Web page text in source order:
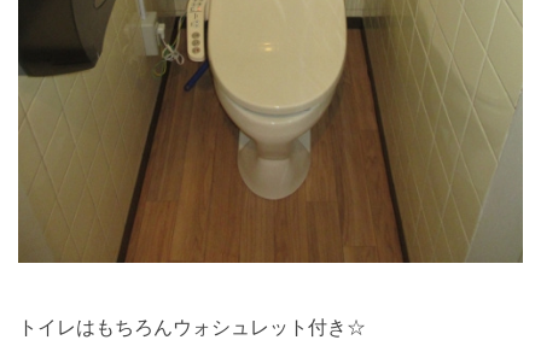
トイレはもちろんウォシュレット付き☆